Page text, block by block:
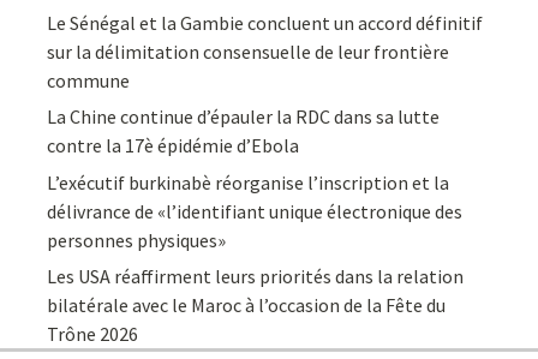
Le Sénégal et la Gambie concluent un accord définitif
sur la délimitation consensuelle de leur frontière
commune
La Chine continue d’épauler la RDC dans sa lutte
contre la 17è épidémie d’Ebola
L’exécutif burkinabè réorganise l’inscription et la
délivrance de «l’identifiant unique électronique des
personnes physiques»
Les USA réaffirment leurs priorités dans la relation
bilatérale avec le Maroc à l’occasion de la Fête du
Trône 2026